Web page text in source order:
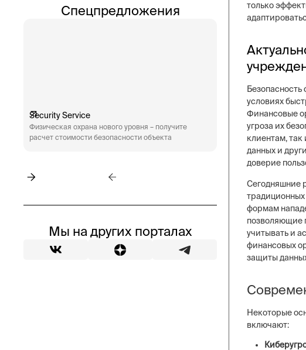
Спецпредложения
Security Service
Физическая охрана нового уровня – получите
расчет стоимости безопасности объекта
Engineering
Технические системы
аудит систем,
пожарная
Мы на других порталах
только
условиях
Финансовые
угроза их
клиентам,
данных и
доверие
Сегодняшние
традиционных
формам
позволяющие
учитывать и
финансовых
защиты
Некоторые
включают: